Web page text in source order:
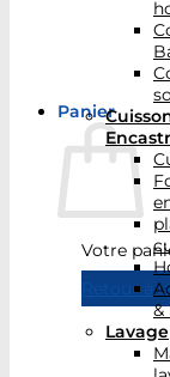
Panier
Votre
Retour à
&
Lavage